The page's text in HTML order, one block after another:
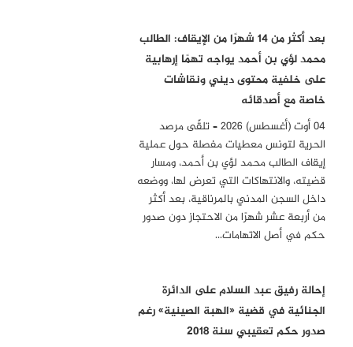
بعد أكثر من 14 شهرًا من الإيقاف: الطالب
محمد لؤي بن أحمد يواجه تهمًا إرهابية
على خلفية محتوى ديني ونقاشات
خاصة مع أصدقائه
04 أوت (أغسطس) 2026 – تلقّى مرصد
الحرية لتونس معطيات مفصلة حول عملية
إيقاف الطالب محمد لؤي بن أحمد، ومسار
قضيته، والانتهاكات التي تعرض لها، ووضعه
داخل السجن المدني بالمرناقية، بعد أكثر
من أربعة عشر شهرًا من الاحتجاز دون صدور
حكم في أصل الاتهامات…
إحالة رفيق عبد السلام على الدائرة
الجنائية في قضية «الهبة الصينية» رغم
صدور حكم تعقيبي سنة 2018